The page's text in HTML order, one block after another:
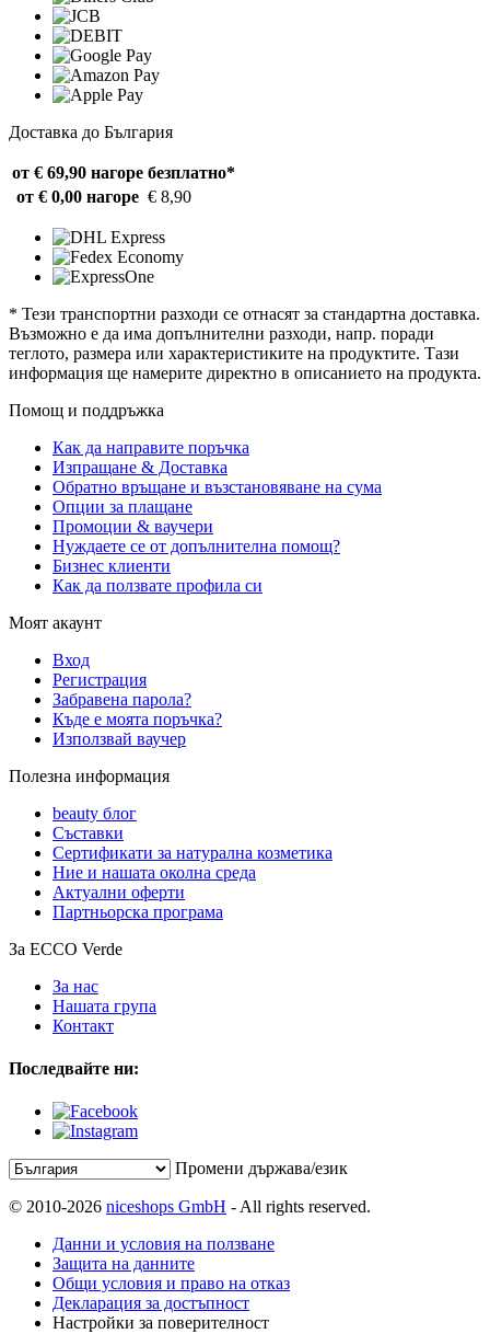
Доставка до България
от € 69,90 нагоре безплатно*
от € 0,00 нагоре € 8,90
* Тези транспортни разходи се отнасят за стандартна доставка.
Възможно е да има допълнителни разходи, напр. поради
теглото, размера или характеристиките на продуктите. Тази
информация ще намерите директно в описанието на продукта.
Помощ и поддръжка
Как да направите поръчка
Изпращане & Доставка
Обратно връщане и възстановяване на сума
Опции за плащане
Промоции & ваучери
Нуждаете се от допълнителна помощ?
Бизнес клиенти
Как да ползвате профила си
Моят акаунт
Вход
Регистрация
Забравена парола?
Къде е моята поръчка?
Използвай ваучер
Полезна информация
beauty блог
Съставки
Сертификати за натурална козметика
Ние и нашата околна среда
Актуални оферти
Партньорска програма
За ECCO Verde
За нас
Нашата група
Контакт
Последвайте ни:
Промени държава/език
© 2010-2026 niceshops GmbH - All rights reserved.
Данни и условия на ползване
Защита на данните
Общи условия и право на отказ
Декларация за достъпност
Настройки за поверителност